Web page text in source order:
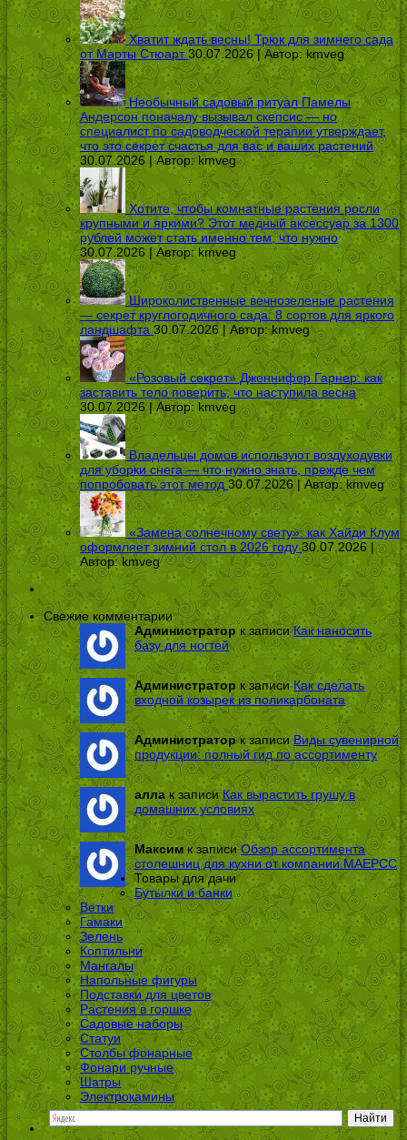
Хватит ждать весны! Трюк для зимнего сада
от Марты Стюарт 30.07.2026 | Автор: kmveg
Необычный садовый ритуал Памелы
Андерсон поначалу вызывал скепсис — но
специалист по садоводческой терапии утверждает,
что это секрет счастья для вас и ваших растений
30.07.2026 | Автор:kmveg
Хотите, чтобы комнатные растения росли
крупными и яркими? Этот медный аксессуар за 1300
рублей может стать именно тем, что нужно
30.07.2026 | Автор:kmveg
Широколиственные вечнозеленые растения
— секрет круглогодичного сада: 8 сортов для яркого
ландшафта 30.07.2026 | Автор:kmveg
«Розовый секрет» Дженнифер Гарнер: как
заставить тело поверить, что наступила весна
30.07.2026 | Автор: kmveg
Владельцы домов используют воздуходувки
для уборки снега — что нужно знать, прежде чем
попробовать этот метод 30.07.2026 | Автор:kmveg
«Замена солнечному свету»: как Хайди Клум
оформляет зимний стол в 2026 году 30.07.2026 |
Автор:kmveg
Свежие комментарии
Администратор к записиКак наносить
базу для ногтей
Администраторк записиКак сделать
входной козырек из поликарбоната
Администраторк записиВиды сувенирной
продукции: полный гид по ассортименту
аллак записиКак вырастить грушу в
домашних условиях
Максим к записиОбзор ассортимента
столешниц для кухни от компании МАЕРСС
Товары для дачи
Бутылки и банки
Ветки
Гамаки
Зелень
Коптильни
Мангалы
Напольные фигуры
Подставки для цветов
Растения в горшке
Садовые наборы
Статуи
Столбы фонарные
Фонари ручные
Шатры
Электрокамины